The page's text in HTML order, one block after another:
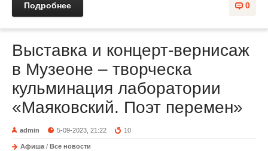
0
Подробнее
Выставка и концерт-вернисаж
в Музеоне – творческа
кульминация лаборатории
«Маяковский. Поэт перемен»
admin 5-09-2023, 21:22 10
Афиша / Все новости